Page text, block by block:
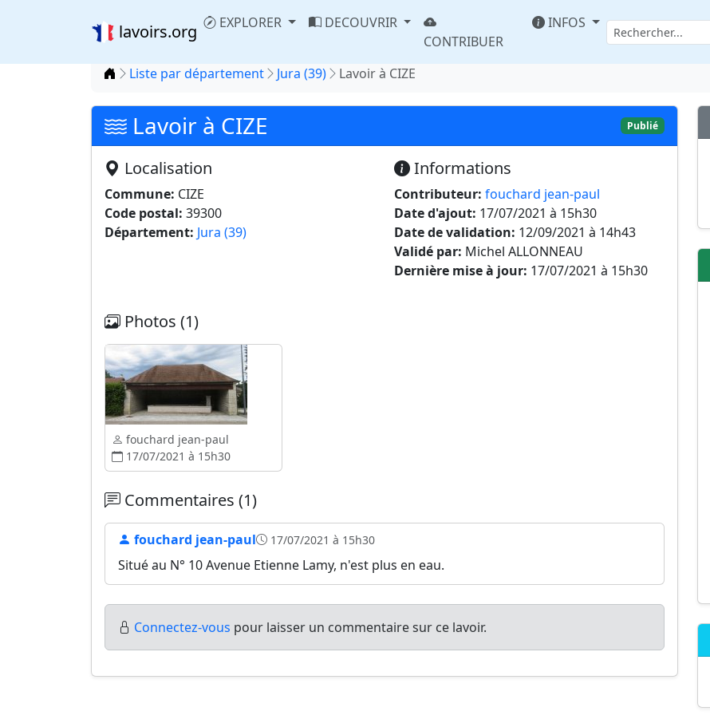
lavoirs.org EXPLORER
DECOUVRIR
CONTRIBUER
INFOS
Accueil
Liste par département Jura (39) Lavoir à CIZE
Lavoir à CIZE Publié
Localisation
Commune: CIZE
Code postal: 39300
Département: Jura (39)
Informations
Contributeur: fouchard jean-paul
Date d'ajout: 17/07/2021 à 15h30
Date de validation: 12/09/2021 à 14h43
Validé par: Michel ALLONNEAU
Dernière mise à jour: 17/07/2021 à 15h30
Photos (1)
fouchard jean-paul
17/07/2021 à 15h30
Commentaires (1)
fouchard jean-paul 17/07/2021 à 15h30
Situé au N° 10 Avenue Etienne Lamy, n'est plus en eau.
Connectez-vous pour laisser un commentaire sur ce lavoir.